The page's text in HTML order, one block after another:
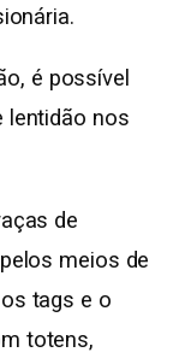
é possível
lentidão nos
de
meios de
tags e o
totens,